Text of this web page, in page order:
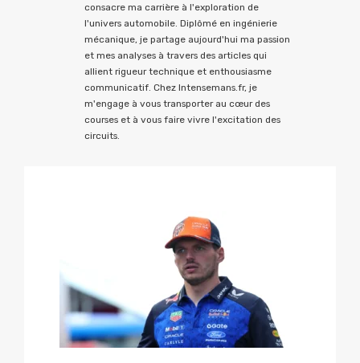
consacre ma carrière à l'exploration de
l'univers automobile. Diplômé en ingénierie
mécanique, je partage aujourd'hui ma passion
et mes analyses à travers des articles qui
allient rigueur technique et enthousiasme
communicatif. Chez Intensemans.fr, je
m'engage à vous transporter au cœur des
courses et à vous faire vivre l'excitation des
circuits.